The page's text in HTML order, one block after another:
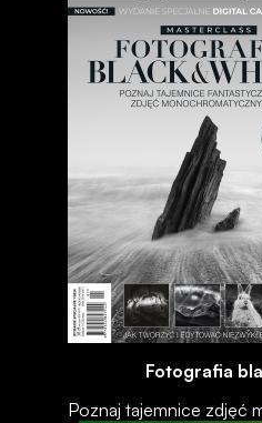
Fotografia
Poznaj tajemnice zdjęć